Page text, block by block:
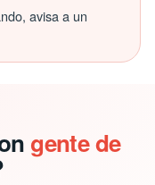
avisa a un
gente de